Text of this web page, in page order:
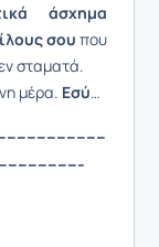
άσχημα
σου που
σταματά.
μέρα. Εσύ…